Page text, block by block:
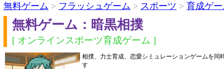
無料ゲーム > フラッシュゲーム > スポーツ > 育成ゲ
無料ゲーム：暗黒相撲
[ オンラインスポーツ育成ゲーム ]
相撲、力士育成、恋愛シミュレーションゲームを同
す